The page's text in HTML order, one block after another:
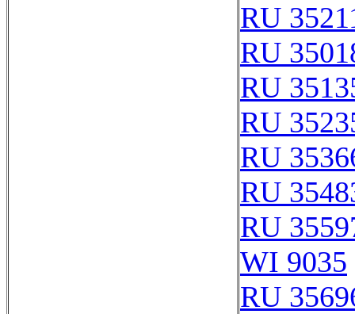
RU
RU
RU
RU
RU
RU
RU
WI 9035
RU